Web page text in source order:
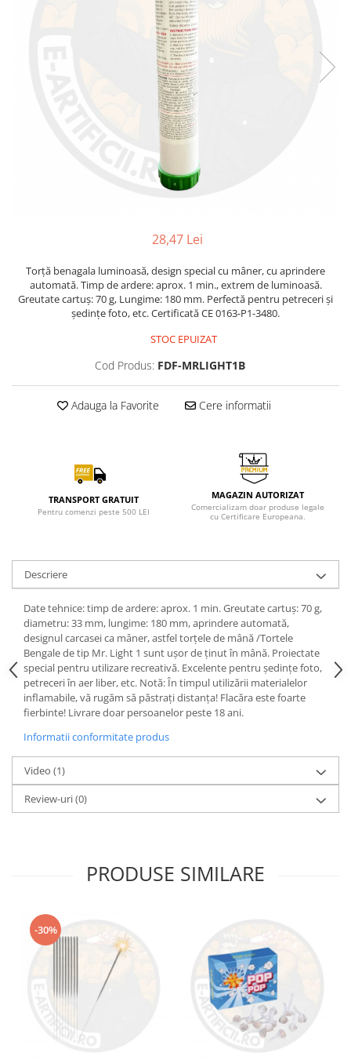
28,47 Lei
Torță benagala luminoasă, design special cu mâner, cu aprindere
automată. Timp de ardere: aprox. 1 min., extrem de luminoasă.
Greutate cartuș: 70 g, Lungime: 180 mm. Perfectă pentru petreceri și
ședințe foto, etc. Certificată CE 0163-P1-3480.
STOC EPUIZAT
Cod Produs: FDF-MRLIGHT1B
Adauga la Favorite Cere informatii
TRANSPORT GRATUIT
Pentru comenzi peste 500 LEI
MAGAZIN AUTORIZAT
Comercializam doar produse legale
cu Certificare Europeana.
Descriere
Date tehnice: timp de ardere: aprox. 1 min. Greutate cartuș: 70 g,
diametru: 33 mm, lungime: 180 mm, aprindere automată,
designul carcasei ca mâner, astfel torțele de mână /Tortele
Bengale de tip Mr. Light 1 sunt ușor de ținut în mână. Proiectate
special pentru utilizare recreativă. Excelente pentru ședințe foto,
petreceri în aer liber, etc. Notă: În timpul utilizării materialelor
inflamabile, vă rugăm să păstrați distanța! Flacăra este foarte
fierbinte! Livrare doar persoanelor peste 18 ani.
Informatii conformitate produs
Video (1)
Review-uri(0)
PRODUSE SIMILARE
-30%